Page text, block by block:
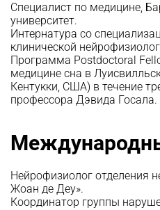
Специалист по медицине,
университет.
Интернатура со
клинической
Программа Postdoctoral
медицине сна в
Кентукки, США) в течение
профессора Дэвида Госала.
Нейрофизиолог отделения
Жоан де Деу».
Координатор группы